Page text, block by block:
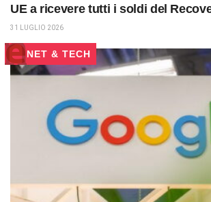
UE a ricevere tutti i soldi del
31 LUGLIO 2026
NET & TECH